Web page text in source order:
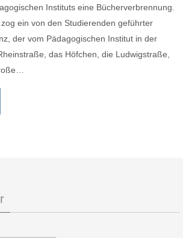
Instituts eine Bücherverbrennung.
ein von den Studierenden geführter
der vom Pädagogischen Institut in der
das Höfchen, die Ludwigstraße,